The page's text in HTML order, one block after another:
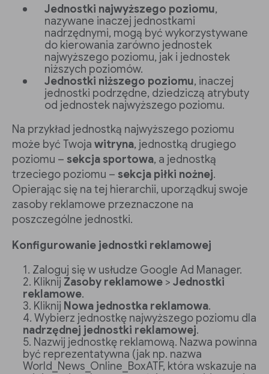
Jednostki najwyższego poziomu,
nazywane inaczej jednostkami
nadrzędnymi, mogą być wykorzystywane
do kierowania zarówno jednostek
najwyższego poziomu, jak i jednostek
niższych poziomów.
Jednostki niższego poziomu, inaczej
jednostki podrzędne, dziedziczą atrybuty
od jednostek najwyższego poziomu.
Na przykład jednostką najwyższego poziomu
może być Twoja witryna, jednostką drugiego
poziomu – sekcja sportowa, a jednostką
trzeciego poziomu – sekcja piłki nożnej.
Opierając się na tej hierarchii, uporządkuj swoje
zasoby reklamowe przeznaczone na
poszczególne jednostki.
Konfigurowanie jednostki reklamowej
Zaloguj się w usłudze Google Ad Manager.
Kliknij Zasoby reklamowe > Jednostki
reklamowe.
Kliknij Nowa jednostka reklamowa.
Wybierz jednostkę najwyższego poziomu dla
nadrzędnej jednostki reklamowej.
Nazwij jednostkę reklamową. Nazwa powinna
być reprezentatywna (jak np. nazwa
World_News_Online_BoxATF, która wskazuje na